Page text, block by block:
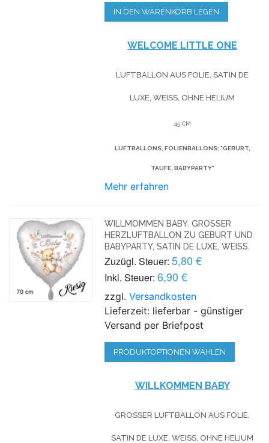
IN DEN WARENKORB LEGEN
WELCOME LITTLE ONE
LUFTBALLON AUS FOLIE, SATIN DE
LUXE, WEISS, OHNE HELIUM
45 CM
LUFTBALLONS, FOLIENBALLONS: "GEBURT,
TAUFE, BABYPARTY"
Mehr erfahren
WILLMOMMEN BABY. GROSSER H
ERZLUFTBALLON ZU GEBURT UND B
ABYPARTY, SATIN DE LUXE, WEISS.
Zuzügl. Steuer: 5,80 €
Inkl. Steuer: 6,90 €
zzgl.Versandkosten
Lieferzeit: lieferbar - günstiger
Versand per Briefpost
PRODUKTOPTIONEN WÄHLEN
WILLKOMMEN BABY
GROSSER LUFTBALLON AUS FOLIE, S
ATIN DE LUXE, WEISS, OHNE HELIUM